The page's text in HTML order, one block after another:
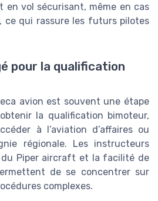
en vol sécurisant, même en cas
ce qui rassure les futurs pilotes
pour la qualification
avion est souvent une étape
la qualification bimoteur,
à l’aviation d’affaires ou
régionale. Les instructeurs
Piper aircraft et la facilité de
de se concentrer sur
complexes.